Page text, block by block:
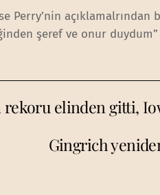
Perry’nin açıklamalrından
şeref ve onur
elinden gitti,
Gingrich